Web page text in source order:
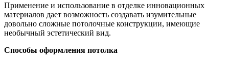
Применение и использование в отделке инновационных
материалов дает возможность создавать изумительные
довольно сложные потолочные конструкции, имеющие
необычный эстетический вид.
Способы оформления потолка